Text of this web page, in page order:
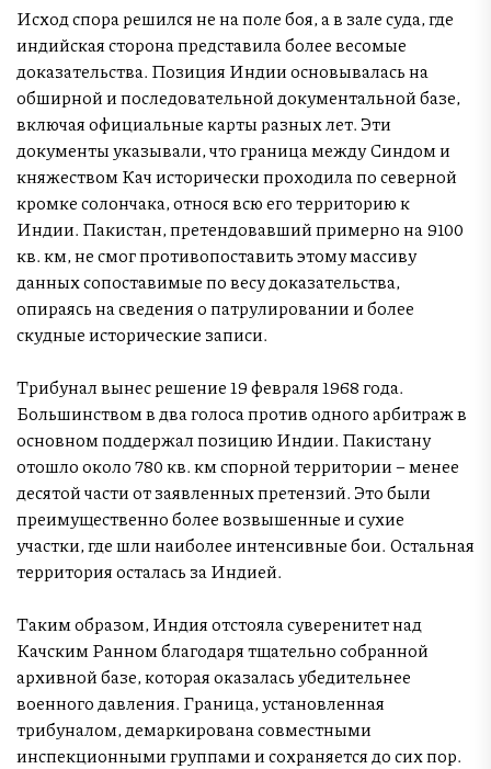
Исход спора решился не на поле боя, а в зале суда, где
индийская сторона представила более весомые
доказательства. Позиция Индии основывалась на
обширной и последовательной документальной базе,
включая официальные карты разных лет. Эти
документы указывали, что граница между Синдом и
княжеством Кач исторически проходила по северной
кромке солончака, относя всю его территорию к
Индии. Пакистан, претендовавший примерно на 9100
кв. км, не смог противопоставить этому массиву
данных сопоставимые по весу доказательства,
опираясь на сведения о патрулировании и более
скудные исторические записи.
Трибунал вынес решение 19 февраля 1968 года.
Большинством в два голоса против одного арбитраж в
основном поддержал позицию Индии. Пакистану
отошло около 780 кв. км спорной территории – менее
десятой части от заявленных претензий. Это были
преимущественно более возвышенные и сухие
участки, где шли наиболее интенсивные бои. Остальная
территория осталась за Индией.
Таким образом, Индия отстояла суверенитет над
Качским Ранном благодаря тщательно собранной
архивной базе, которая оказалась убедительнее
военного давления. Граница, установленная
трибуналом, демаркирована совместными
инспекционными группами и сохраняется до сих пор.